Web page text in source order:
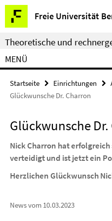
Springe
direkt
zu
Inhalt
Freie Universität
Service-
Navigation
Theoretische und
MENÜ
Startseite Einrichtungen
Glückwunsche Dr. Charron
Glückwunsche
Nick Charron hat
verteidigt und ist jetzt ein
Herzlichen Glückwunsch
News vom 10.03.2023